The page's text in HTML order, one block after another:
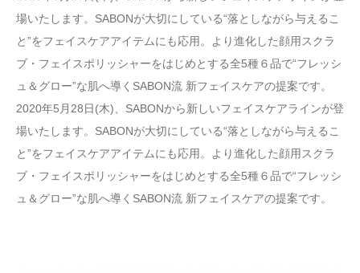
場いたします。SABONが大切にしている“落としながら与えるこ
と”をフェイスケアアイテムにも応用。より進化した顔用スクラ
ブ・フェイスポリッシャーをはじめとする全5種６品で“フレッシ
ュ＆グロー”な肌へ導くSABON流 新フェイスケアの提案です。
2020年5月28日(木)、SABONから新しいフェイスケアラインが登
場いたします。SABONが大切にしている“落としながら与えるこ
と”をフェイスケアアイテムにも応用。より進化した顔用スクラ
ブ・フェイスポリッシャーをはじめとする全5種６品で“フレッシ
ュ＆グロー”な肌へ導くSABON流 新フェイスケアの提案です。